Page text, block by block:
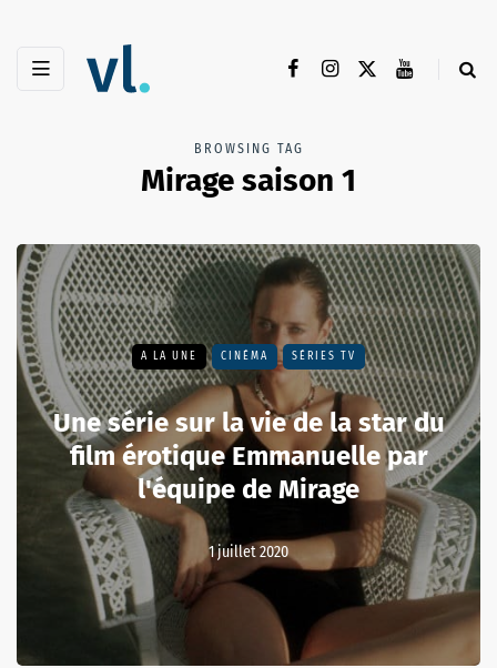
BROWSING TAG
Mirage saison 1
A LA UNE CINÉMA SÉRIES TV
Une série sur la vie de la star du
film érotique Emmanuelle par
l'équipe de Mirage
1 juillet 2020